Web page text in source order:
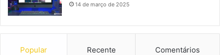
14 de março de 2025
Popular Recente Comentários